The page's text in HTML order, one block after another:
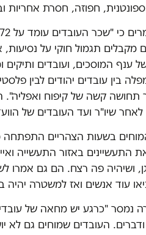
חפוזה, חסרת אחריות
מקבלים תגמול חוקי על
ענף המוסכים, ועובדים
בין עובדים יהודים לבין
תחושה קשה של קיפוח
שיו"ר ועד העובדים של
בשעות הצהריים התפתחה
התעשיינים באזור התעשייה
ושיהיה פה רצח. הם גם
עוד אנשים ואז למשטרה
נמסר "כרגע יש מחאה של
העובדים שמוחים גם לא